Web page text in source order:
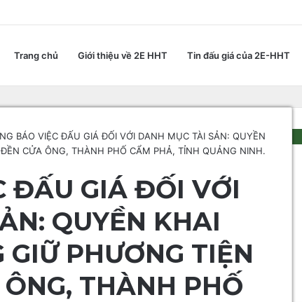
Trang chủ Giới thiệu về 2E HHT Tin đấu giá của 2E-HHT
BÁO VIỆC ĐẤU GIÁ ĐỐI VỚI DANH MỤC TÀI SẢN: QUYỀN
CỬA ÔNG, THÀNH PHỐ CẨM PHẢ, TỈNH QUẢNG NINH.
ĐẤU GIÁ ĐỐI VỚI
QUYỀN KHAI
PHƯƠNG TIỆN
THÀNH PHỐ